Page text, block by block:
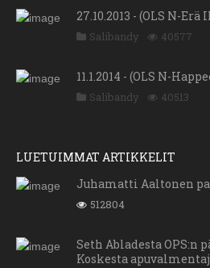
27.10.2013 - (OLS N-Erä
Salibandy 40577
11.1.2014 - (OLS N-
Salibandy 40513
LUETUIMMAT ARTIKKELIT
Juhamatti Aaltonen
512804
Seth Abladesta OPS:n
Koskesta